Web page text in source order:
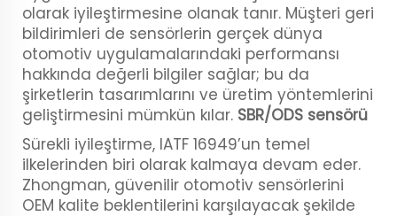
olarak iyileştirmesine olanak tanır. Müşteri geri
bildirimleri de sensörlerin gerçek dünya
otomotiv uygulamalarındaki performansı
hakkında değerli bilgiler sağlar; bu da
şirketlerin tasarımlarını ve üretim yöntemlerini
geliştirmesini mümkün kılar. SBR/ODS sensörü
Sürekli iyileştirme, IATF 16949’un temel
ilkelerinden biri olarak kalmaya devam eder.
Zhongman, güvenilir otomotiv sensörlerini
OEM kalite beklentilerini karşılayacak şekilde